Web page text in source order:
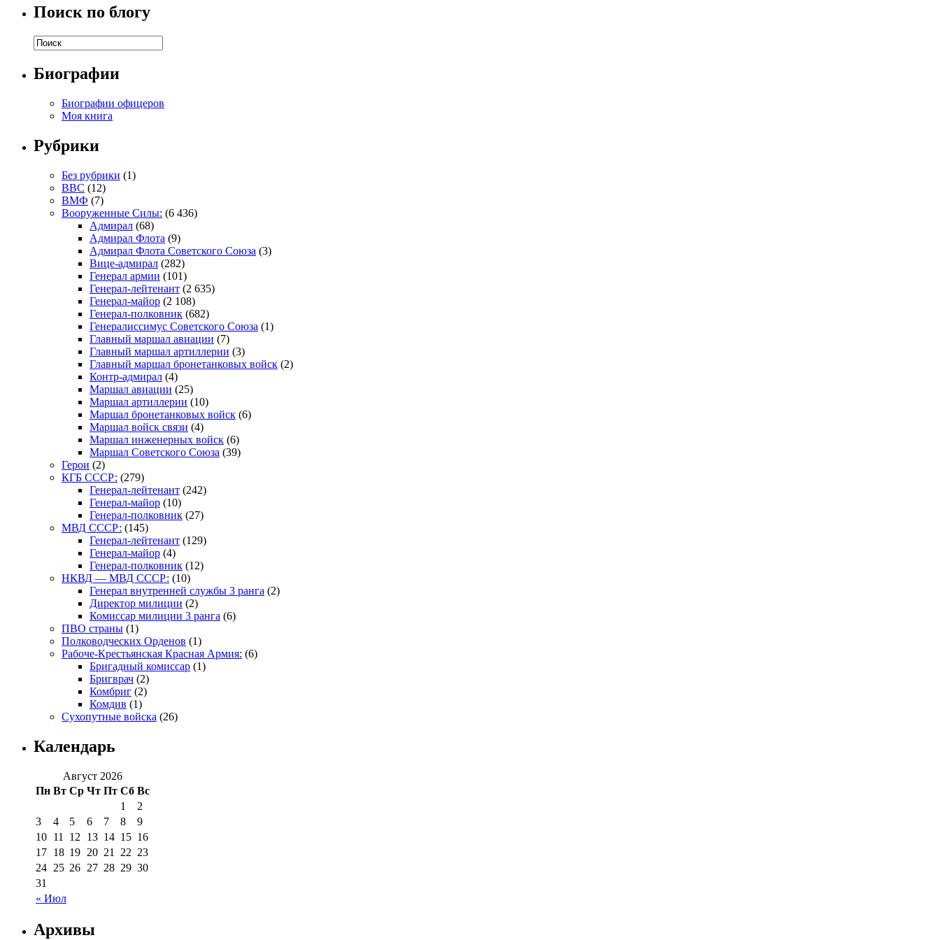
Поиск по блогу
Биографии
Биографии офицеров
Моя книга
Рубрики
Без рубрики (1)
ВВС (12)
ВМФ (7)
Вооруженные Силы: (6 436)
Адмирал (68)
Адмирал Флота (9)
Адмирал Флота Советского Союза (3)
Вице-адмирал (282)
Генерал армии (101)
Генерал-лейтенант (2 635)
Генерал-майор (2 108)
Генерал-полковник (682)
Генералиссимус Советского Союза (1)
Главный маршал авиации (7)
Главный маршал артиллерии (3)
Главный маршал бронетанковых войск (2)
Контр-адмирал (4)
Маршал авиации (25)
Маршал артиллерии (10)
Маршал бронетанковых войск (6)
Маршал войск связи (4)
Маршал инженерных войск (6)
Маршал Советского Союза (39)
Герои (2)
КГБ СССР: (279)
Генерал-лейтенант (242)
Генерал-майор (10)
Генерал-полковник (27)
МВД СССР: (145)
Генерал-лейтенант (129)
Генерал-майор (4)
Генерал-полковник (12)
НКВД — МВД СССР: (10)
Генерал внутренней службы 3 ранга (2)
Директор милиции (2)
Комиссар милиции 3 ранга (6)
ПВО страны (1)
Полководческих Орденов (1)
Рабоче-Крестьянская Красная Армия: (6)
Бригадный комиссар (1)
Бригврач (2)
Комбриг (2)
Комдив (1)
Сухопутные войска (26)
Календарь
Август 2026
Пн Вт Ср Чт Пт Сб Вс
« Июл
1
2
3
4 5 6 7 8
9
10 11 12 13 14 15 16
17 18 19 20 21 22 23
24 25 26 27 28 29 30
31
Архивы